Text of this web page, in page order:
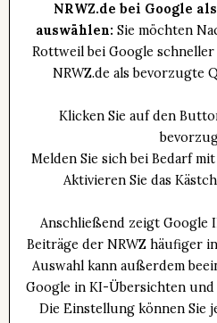
NRWZ.de bei Google
auswählen: Sie möchten
Rottweil bei Google schneller
NRWZ.de als bevorzugte
Klicken Sie auf den
Melden Sie sich bei Bedarf
Aktivieren Sie das
Anschließend zeigt Google
Beiträge der NRWZ häufiger
Auswahl kann außerdem
Google in KI-Übersichten
Die Einstellung können Sie